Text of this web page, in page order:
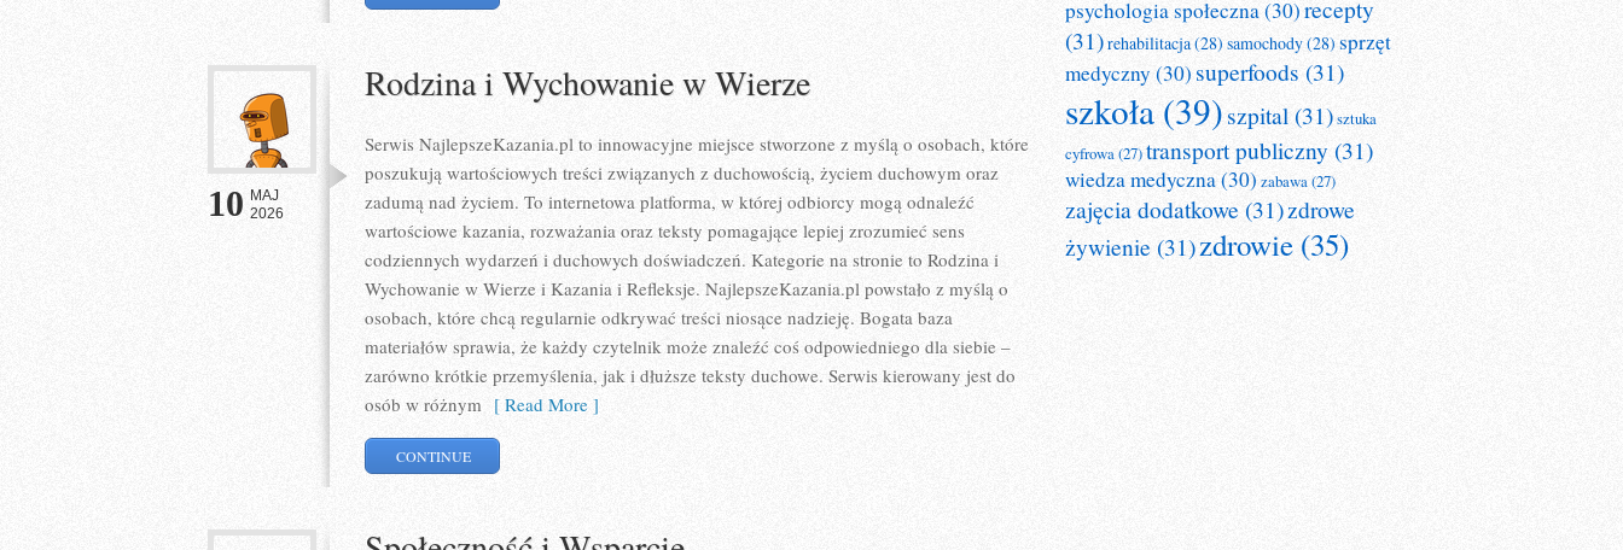
10 MAJ
2026
Rodzina i Wychowanie w Wierze
Serwis NajlepszeKazania.pl to innowacyjne miejsce stworzone z myślą o osobach, które
poszukują wartościowych treści związanych z duchowością, życiem duchowym oraz
zadumą nad życiem. To internetowa platforma, w której odbiorcy mogą odnaleźć
wartościowe kazania, rozważania oraz teksty pomagające lepiej zrozumieć sens
codziennych wydarzeń i duchowych doświadczeń. Kategorie na stronie to Rodzina i
Wychowanie w Wierze i Kazania i Refleksje. NajlepszeKazania.pl powstało z myślą o
osobach, które chcą regularnie odkrywać treści niosące nadzieję. Bogata baza
materiałów sprawia, że każdy czytelnik może znaleźć coś odpowiedniego dla siebie –
zarówno krótkie przemyślenia, jak i dłuższe teksty duchowe. Serwis kierowany jest do
osób w różnym [ Read More ]
CONTINUE
psychologia społeczna(30)recepty
(31)rehabilitacja(28) samochody(28) sprzęt
medyczny (30) superfoods (31)
szkoła (39)szpital (31)sztuka
cyfrowa(27)transport publiczny (31)
wiedza medyczna(30) zabawa(27)
zajęcia dodatkowe (31)zdrowe
żywienie (31)zdrowie (35)